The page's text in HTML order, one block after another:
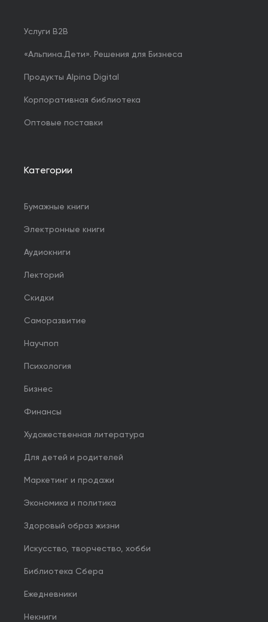
Услуги B2B
«Альпина.Дети». Решения для Бизнеса
Продукты Alpina Digital
Корпоративная библиотека
Оптовые поставки
Категории
Бумажные книги
Электронные книги
Аудиокниги
Лекторий
Скидки
Саморазвитие
Научпоп
Психология
Бизнес
Финансы
Художественная литература
Для детей и родителей
Маркетинг и продажи
Экономика и политика
Здоровый образ жизни
Искусство, творчество, хобби
Библиотека Сбера
Ежедневники
Некниги